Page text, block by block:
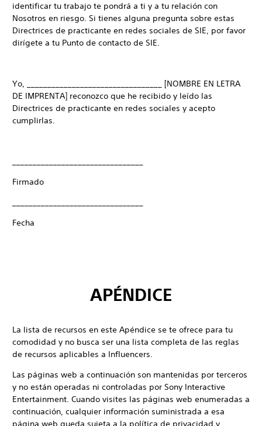
identificar tu trabajo te pondrá a ti y a tu relación con
Nosotros en riesgo. Si tienes alguna pregunta sobre estas
Directrices de practicante en redes sociales de SIE, por favor
dirígete a tu Punto de contacto de SIE.
Yo, _________________________________ [NOMBRE EN LETRA
DE IMPRENTA] reconozco que he recibido y leído las
Directrices de practicante en redes sociales y acepto
cumplirlas.
Firmado
Fecha
APÉNDICE
La lista de recursos en este Apéndice se te ofrece para tu
comodidad y no busca ser una lista completa de las reglas
de recursos aplicables a Influencers.
Las páginas web a continuación son mantenidas por terceros
y no están operadas ni controladas por Sony Interactive
Entertainment. Cuando visites las páginas web enumeradas a
continuación, cualquier información suministrada a esa
página web queda sujeta a la política de privacidad y